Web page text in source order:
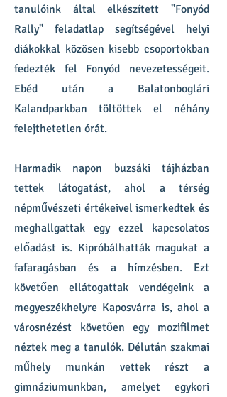
tanulóink által elkészített "Fonyód
Rally" feladatlap segítségével helyi
diákokkal közösen kisebb csoportokban
fedezték fel Fonyód nevezetességeit.
Ebéd után a Balatonboglári
Kalandparkban töltöttek el néhány
felejthetetlen órát.
Harmadik napon buzsáki tájházban
tettek látogatást, ahol a térség
népművészeti értékeivel ismerkedtek és
meghallgattak egy ezzel kapcsolatos
előadást is. Kipróbálhatták magukat a
fafaragásban és a hímzésben. Ezt
követően ellátogattak vendégeink a
megyeszékhelyre Kaposvárra is, ahol a
városnézést követően egy mozifilmet
néztek meg a tanulók. Délután szakmai
műhely munkán vettek részt a
gimnáziumunkban, amelyet egykori